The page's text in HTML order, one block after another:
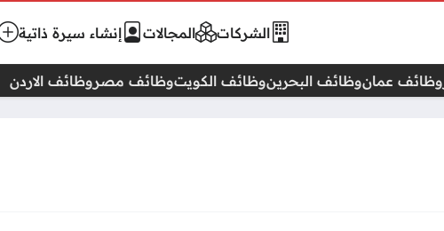
الشركات المجالات إنشاء سيرة ذاتية
وظائف عمانوظائف البحرينوظائف الكويتوظائف مصروظائف الاردن